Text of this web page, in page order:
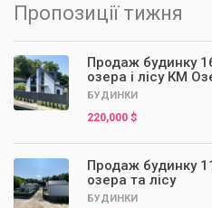
Пропозиції тижня
Продаж будинку
озера і лісу КМ
БУДИНКИ
220,000 $
Продаж будинку
озера та лісу
БУДИНКИ